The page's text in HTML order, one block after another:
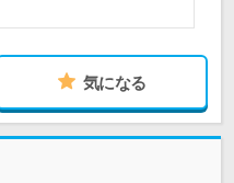
気になる